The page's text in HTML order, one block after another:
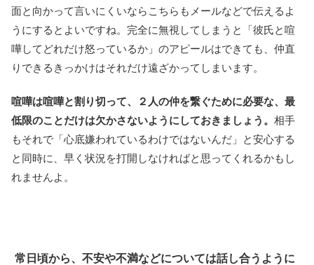
面と向かって言いにくいならこちらもメールなどで伝えるよ
うにするとよいですね。完全に無視してしまうと「彼氏と喧
嘩してどれだけ怒っているか」のアピールはできても、仲直
りできるきっかけはそれだけ遠ざかってしまいます。
喧嘩は喧嘩と割り切って、２人の仲を繋ぐために必要な、最
低限のことだけは欠かさないようにしておきましょう。 相手
もそれで「心底嫌われているわけではないんだ」と安心する
と同時に、早く状況を打開しなければと思ってくれるかもし
れませんよ。
常日頃から、不安や不満などについては話し合うように